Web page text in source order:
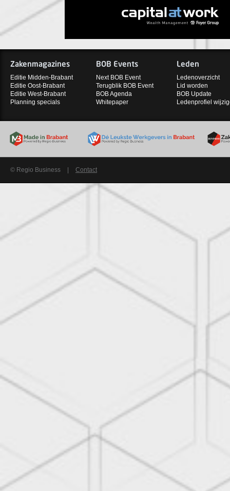
Zakenmagazines
Editie Midden-Brabant
Editie Oost-Brabant
Editie West-Brabant
Planning specials
BOB Events
Next BOB Event
Terugblik BOB Event
BOB Agenda
Whitepaper
Leden
Ledenoverzicht
Lid worden
BOB Update
Ledenprofiel
© Regio Business Contact